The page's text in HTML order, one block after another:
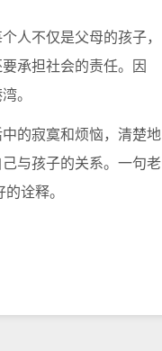
人不仅是父母的孩子，
承担社会的责任。因
。
的寂寞和烦恼，清楚地
与孩子的关系。一句老
诠释。